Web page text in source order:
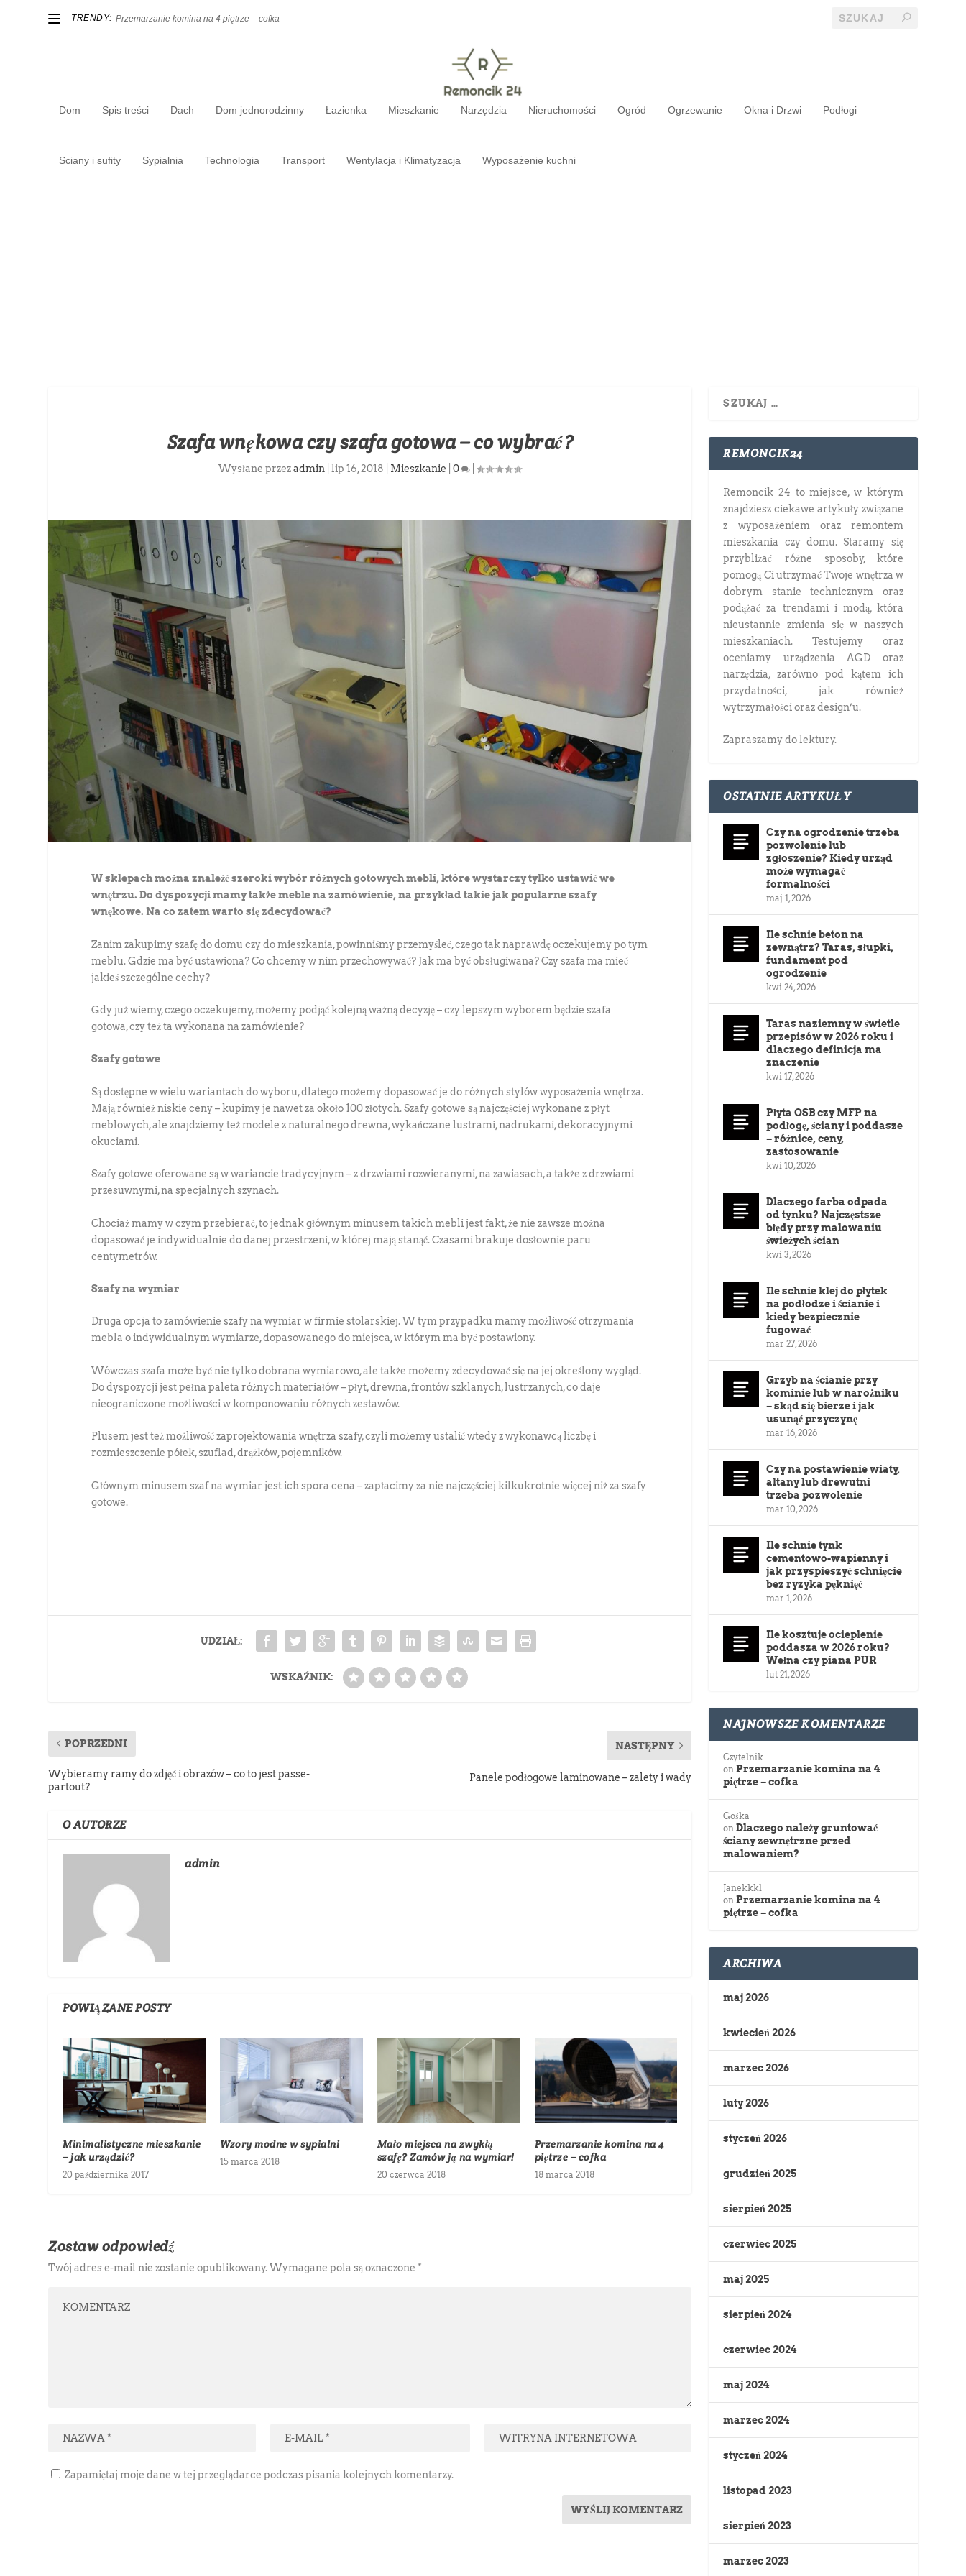
TRENDY: Przemarzanie komina na 4 piętrze – cofka
Dom Spis treści Dach Dom jednorodzinny Łazienka Mieszkanie Narzędzia Nieruchomości Ogród Ogrzewanie Okna i Drzwi Podłogi
Sciany i sufity Sypialnia Technologia Transport Wentylacja i Klimatyzacja Wyposażenie kuchni
Szafa wnękowa czy szafa gotowa – co wybrać?
Wysłane przezadmin lip 16, 2018 Mieszkanie |0 |
W sklepach można znaleźć szeroki wybór różnych gotowych mebli, które wystarczy tylko ustawić we
wnętrzu. Do dyspozycji mamy także meble na zamówienie, na przykład takie jak popularne szafy
wnękowe. Na co zatem warto się zdecydować?
Zanim zakupimy szafę do domu czy do mieszkania, powinniśmy przemyśleć, czego tak naprawdę oczekujemy po tym
meblu. Gdzie ma być ustawiona? Co chcemy w nim przechowywać? Jak ma być obsługiwana? Czy szafa ma mieć
jakieś szczególne cechy?
Gdy już wiemy, czego oczekujemy, możemy podjąć kolejną ważną decyzję – czy lepszym wyborem będzie szafa
gotowa, czy też ta wykonana na zamówienie?
Szafy gotowe
Są dostępne w wielu wariantach do wyboru, dlatego możemy dopasować je do różnych stylów wyposażenia wnętrza.
Mają również niskie ceny – kupimy je nawet za około 100 złotych. Szafy gotowe są najczęściej wykonane z płyt
meblowych, ale znajdziemy też modele z naturalnego drewna, wykańczane lustrami, nadrukami, dekoracyjnymi
okuciami.
Szafy gotowe oferowane są w wariancie tradycyjnym – z drzwiami rozwieranymi, na zawiasach, a także z drzwiami
przesuwnymi, na specjalnych szynach.
Chociaż mamy w czym przebierać, to jednak głównym minusem takich mebli jest fakt, że nie zawsze można
dopasować je indywidualnie do danej przestrzeni, w której mają stanąć. Czasami brakuje dosłownie paru
centymetrów.
Szafy na wymiar
Druga opcja to zamówienie szafy na wymiar w firmie stolarskiej. W tym przypadku mamy możliwość otrzymania
mebla o indywidualnym wymiarze, dopasowanego do miejsca, w którym ma być postawiony.
Wówczas szafa może być nie tylko dobrana wymiarowo, ale także możemy zdecydować się na jej określony wygląd.
Do dyspozycji jest pełna paleta różnych materiałów – płyt, drewna, frontów szklanych, lustrzanych, co daje
nieograniczone możliwości w komponowaniu różnych zestawów.
Plusem jest też możliwość zaprojektowania wnętrza szafy, czyli możemy ustalić wtedy z wykonawcą liczbę i
rozmieszczenie półek, szuflad, drążków, pojemników.
Głównym minusem szaf na wymiar jest ich spora cena – zapłacimy za nie najczęściej kilkukrotnie więcej niż za szafy
gotowe.
UDZIAŁ:
WSKAŹNIK:
POPRZEDNI
Wybieramy ramy do zdjęć i obrazów – co to jest passe-
partout?
NASTĘPNY
Panele podłogowe laminowane – zalety i wady
O AUTORZE
admin
POWIĄZANE POSTY
Minimalistyczne mieszkanie
– jak urządzić?
20 października 2017
Wzory modne w sypialni
15 marca 2018
Mało miejsca na zwykłą
szafę? Zamów ją na wymiar!
20 czerwca 2018
Przemarzanie komina na 4
piętrze – cofka
18 marca 2018
Zostaw odpowiedź
Twój adres e-mail nie zostanie opublikowany. Wymagane pola są oznaczone*
Zapamiętaj moje dane w tej przeglądarce podczas pisania kolejnych komentarzy.
REMONCIK24
Remoncik 24 to miejsce, w którym
znajdziesz ciekawe artykuły związane
z wyposażeniem oraz remontem
mieszkania czy domu. Staramy się
przybliżać różne sposoby, które
pomogą Ci utrzymać Twoje wnętrza w
dobrym stanie technicznym oraz
podążać za trendami i modą, która
nieustannie zmienia się w naszych
mieszkaniach. Testujemy oraz
oceniamy urządzenia AGD oraz
narzędzia, zarówno pod kątem ich
przydatności, jak również
wytrzymałości oraz design’u.
Zapraszamy do lektury.
OSTATNIE ARTYKUŁY
Czy na ogrodzenie trzeba
pozwolenie lub
zgłoszenie? Kiedy urząd
może wymagać
formalności
maj 1, 2026
Ile schnie beton na
zewnątrz? Taras, słupki,
fundament pod
ogrodzenie
kwi 24, 2026
Taras naziemny w świetle
przepisów w 2026 roku i
dlaczego definicja ma
znaczenie
kwi 17, 2026
Płyta OSB czy MFP na
podłogę, ściany i poddasze
– różnice, ceny,
zastosowanie
kwi 10, 2026
Dlaczego farba odpada
od tynku? Najczęstsze
błędy przy malowaniu
świeżych ścian
kwi 3, 2026
Ile schnie klej do płytek
na podłodze i ścianie i
kiedy bezpiecznie
fugować
mar 27, 2026
Grzyb na ścianie przy
kominie lub w narożniku
– skąd się bierze i jak
usunąć przyczynę
mar 16, 2026
Czy na postawienie wiaty,
altany lub drewutni
trzeba pozwolenie
mar 10, 2026
Ile schnie tynk
cementowo-wapienny i
jak przyspieszyć schnięcie
bez ryzyka pęknięć
mar 1, 2026
Ile kosztuje ocieplenie
poddasza w 2026 roku?
Wełna czy piana PUR
lut 21, 2026
NAJNOWSZE KOMENTARZE
Czytelnik
onPrzemarzanie komina na 4
piętrze – cofka
Gośka
onDlaczego należy gruntować
ściany zewnętrzne przed
malowaniem?
Janekkkl
onPrzemarzanie komina na 4
piętrze – cofka
ARCHIWA
maj 2026
kwiecień 2026
marzec 2026
luty 2026
styczeń 2026
grudzień 2025
sierpień 2025
czerwiec 2025
maj 2025
sierpień 2024
czerwiec 2024
maj 2024
marzec 2024
styczeń 2024
listopad 2023
sierpień 2023
marzec 2023